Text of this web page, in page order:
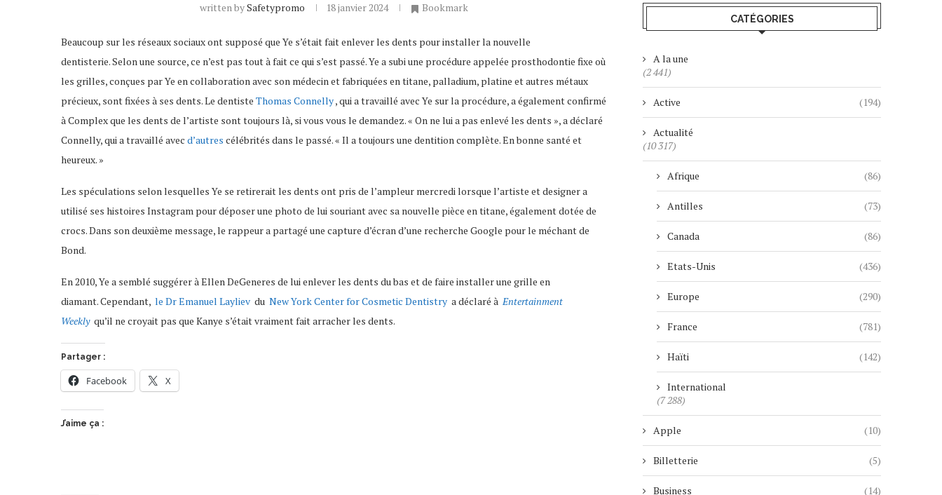
written bySafetypromo 18 janvier 2024 Bookmark
Beaucoup sur les réseaux sociaux ont supposé que Ye s’était fait enlever les dents pour installer la nouvelle
dentisterie. Selon une source, ce n’est pas tout à fait ce qui s’est passé. Ye a subi une procédure appelée prosthodontie fixe où
les grilles, conçues par Ye en collaboration avec son médecin et fabriquées en titane, palladium, platine et autres métaux
précieux, sont fixées à ses dents. Le dentiste Thomas Connelly, qui a travaillé avec Ye sur la procédure, a également confirmé
à Complex que les dents de l’artiste sont toujours là, si vous vous le demandez. « On ne lui a pas enlevé les dents », a déclaré
Connelly, qui a travaillé avec d’autres célébrités dans le passé. « Il a toujours une dentition complète. En bonne santé et
heureux. »
Les spéculations selon lesquelles Ye se retirerait les dents ont pris de l’ampleur mercredi lorsque l’artiste et designer a
utilisé ses histoires Instagram pour déposer une photo de lui souriant avec sa nouvelle pièce en titane, également dotée de
crocs. Dans son deuxième message, le rappeur a partagé une capture d’écran d’une recherche Google pour le méchant de
Bond.
En 2010, Ye a semblé suggérer à Ellen DeGeneres de lui enlever les dents du bas et de faire installer une grille en
diamant. Cependant, le Dr Emanuel Layliev du New York Center for Cosmetic Dentistry a déclaré à Entertainment
Weeklyqu’il ne croyait pas que Kanye s’était vraiment fait arracher les dents.
Partager :
Facebook X
J’aime ça :
CATÉGORIES
A la une
(2 441)
Active (194)
Actualité
(10 317)
Afrique (86)
Antilles (73)
Canada (86)
Etats-Unis (436)
Europe (290)
France (781)
Haïti (142)
International
(7 288)
Apple (10)
Billetterie (5)
Business (14)